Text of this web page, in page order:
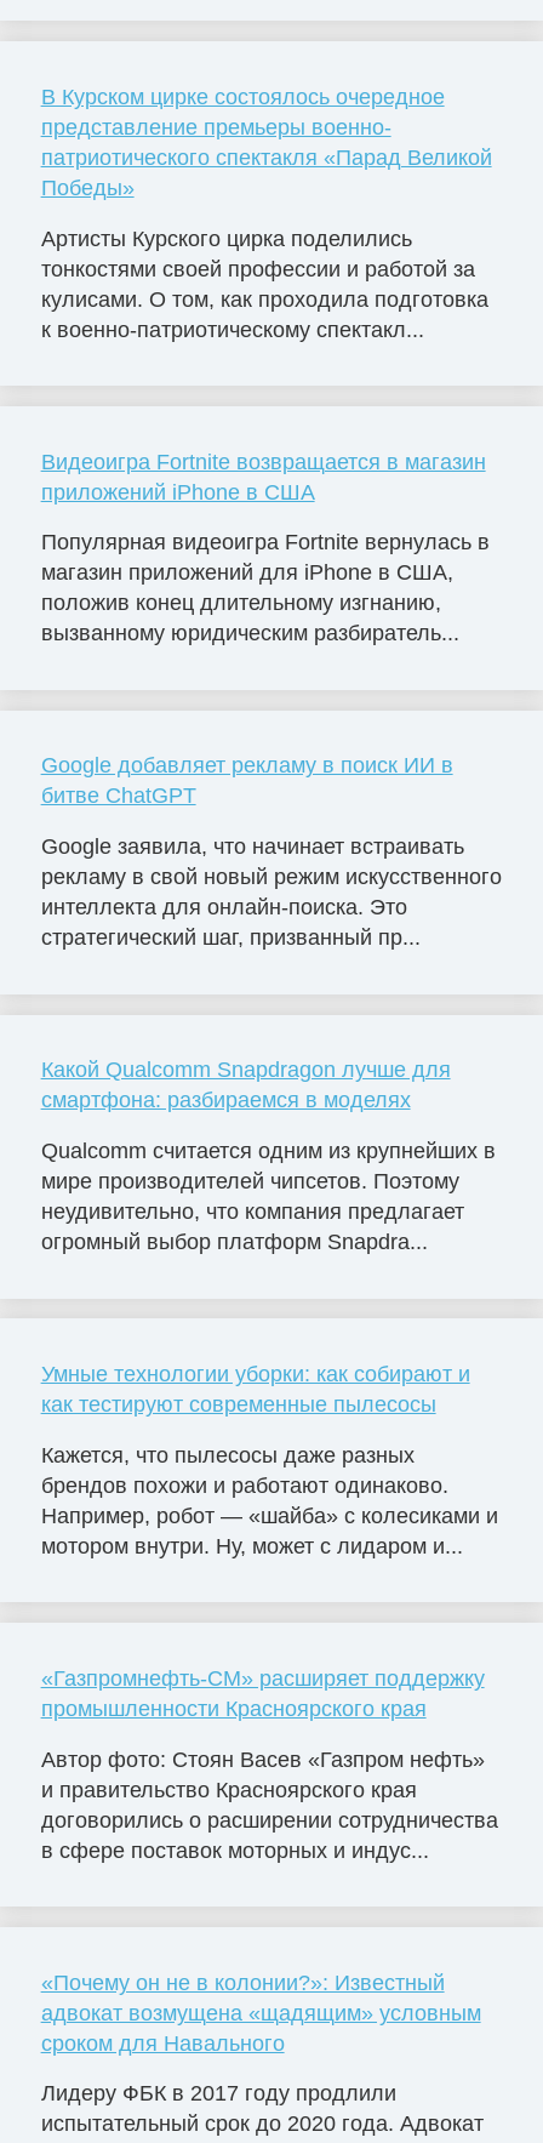
В Курском цирке состоялось очередное
представление премьеры военно-
патриотического спектакля «Парад Великой
Победы»
Артисты Курского цирка поделились
тонкостями своей профессии и работой за
кулисами. О том, как проходила подготовка
к военно-патриотическому спектакл...
Видеоигра Fortnite возвращается в магазин
приложений iPhone в США
Популярная видеоигра Fortnite вернулась в
магазин приложений для iPhone в США,
положив конец длительному изгнанию,
вызванному юридическим разбиратель...
Google добавляет рекламу в поиск ИИ в
битве ChatGPT
Google заявила, что начинает встраивать
рекламу в свой новый режим искусственного
интеллекта для онлайн-поиска. Это
стратегический шаг, призванный пр...
Какой Qualcomm Snapdragon лучше для
смартфона: разбираемся в моделях
Qualcomm считается одним из крупнейших в
мире производителей чипсетов. Поэтому
неудивительно, что компания предлагает
огромный выбор платформ Snapdra...
Умные технологии уборки: как собирают и
как тестируют современные пылесосы
Кажется, что пылесосы даже разных
брендов похожи и работают одинаково.
Например, робот — «шайба» с колесиками и
мотором внутри. Ну, может с лидаром и...
«Газпромнефть-СМ» расширяет поддержку
промышленности Красноярского края
Автор фото: Стоян Васев «Газпром нефть»
и правительство Красноярского края
договорились о расширении сотрудничества
в сфере поставок моторных и индус...
«Почему он не в колонии?»: Известный
адвокат возмущена «щадящим» условным
сроком для Навального
Лидеру ФБК в 2017 году продлили
испытательный срок до 2020 года. Адвокат